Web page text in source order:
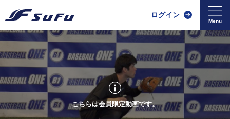
ログイン
こちらは会員限定動画です。